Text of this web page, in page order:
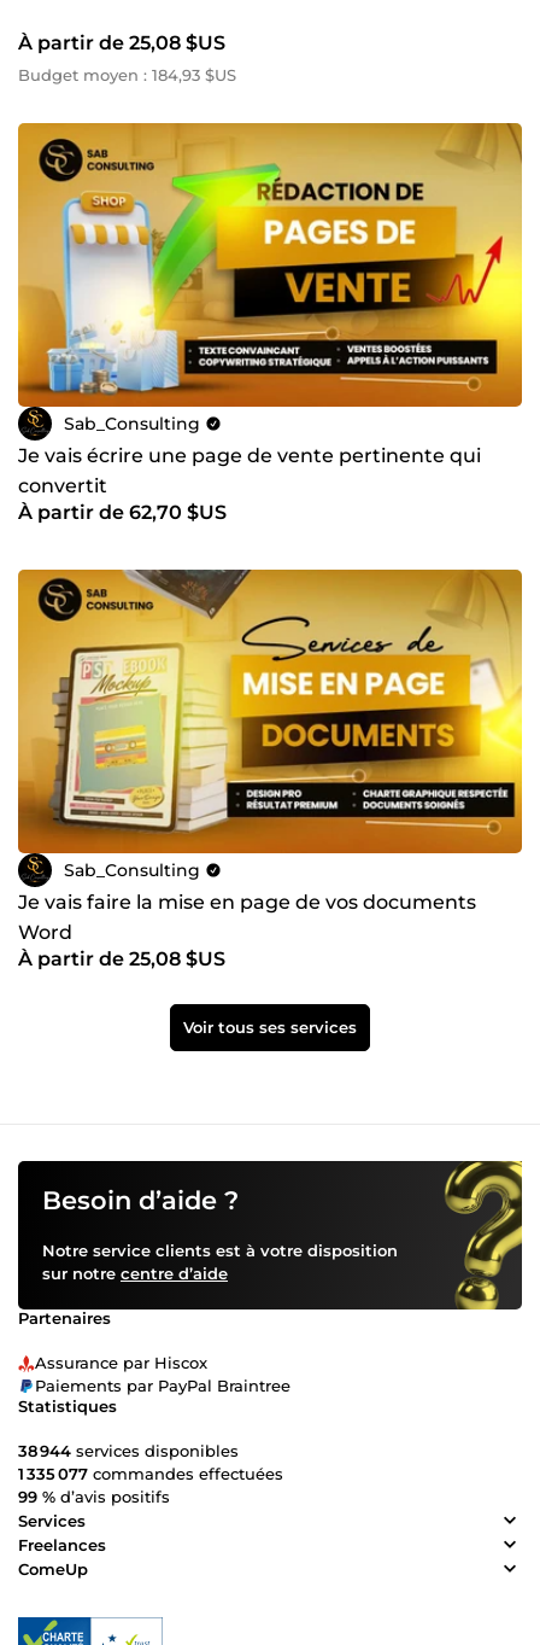
À partir de 25,08 $US
Budget moyen : 184,93 $US
Sab_Consulting
Je vais écrire une page de vente pertinente qui
convertit
À partir de 62,70 $US
Sab_Consulting
Je vais faire la mise en page de vos documents
Word
À partir de 25,08 $US
Voir tous ses services
Besoin d’aide ?
Notre service clients est à votre disposition
sur notre centre d’aide
Partenaires
Assurance par Hiscox
Paiements par PayPal Braintree
Statistiques
38 944 services disponibles
1 335 077 commandes effectuées
99 % d’avis positifs
Services
Freelances
ComeUp